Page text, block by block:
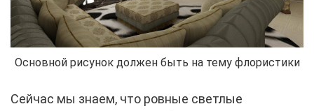
Основной рисунок должен быть на тему флористики
Сейчас мы знаем, что ровные светлые